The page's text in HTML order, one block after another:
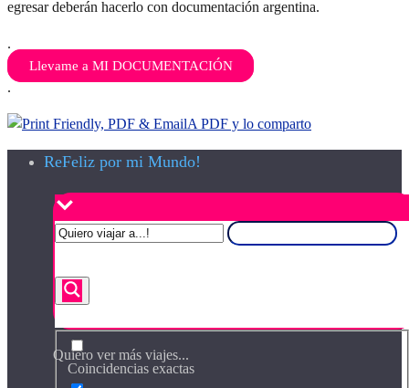
egresar deberán hacerlo con documentación argentina.
.
Llevame a MI DOCUMENTACIÓN
.
A PDF y lo comparto
ReFeliz por mi Mundo!
Quiero ver más viajes...
Coincidencias exactas